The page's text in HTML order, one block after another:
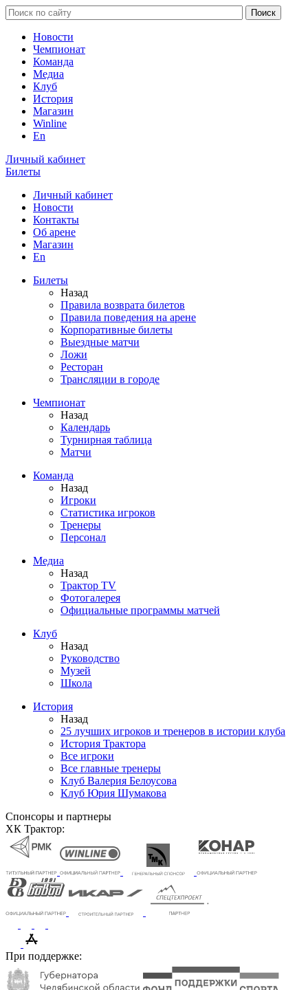
Новости
Чемпионат
Команда
Медиа
Клуб
История
Магазин
Winline
En
Личный кабинет
Билеты
Личный кабинет
Новости
Контакты
Об арене
Магазин
En
Билеты
Назад
Правила возврата билетов
Правила поведения на арене
Корпоративные билеты
Выездные матчи
Ложи
Ресторан
Трансляции в городе
Чемпионат
Назад
Календарь
Турнирная таблица
Матчи
Команда
Назад
Игроки
Статистика игроков
Тренеры
Персонал
Медиа
Назад
Трактор TV
Фотогалерея
Официальные программы матчей
Клуб
Назад
Руководство
Музей
Школа
История
Назад
25 лучших игроков и тренеров в истории клуба
История Трактора
Все игроки
Все главные тренеры
Клуб Валерия Белоусова
Клуб Юрия Шумакова
Спонсоры и партнеры
ХК Трактор:
При поддержке: